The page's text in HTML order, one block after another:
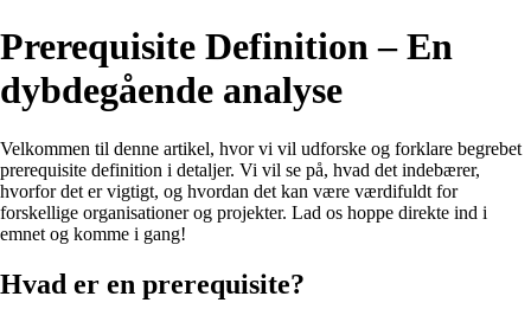
Prerequisite Definition – En
dybdegående analyse
Velkommen til denne artikel, hvor vi vil udforske og forklare begrebet
prerequisite definition i detaljer. Vi vil se på, hvad det indebærer,
hvorfor det er vigtigt, og hvordan det kan være værdifuldt for
forskellige organisationer og projekter. Lad os hoppe direkte ind i
emnet og komme i gang!
Hvad er en prerequisite?